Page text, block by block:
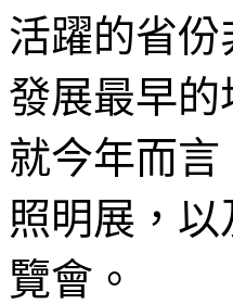
活躍的省
發展最早
就今年而
照明展，
覽會。